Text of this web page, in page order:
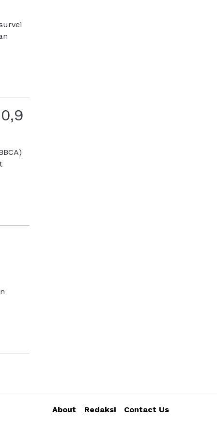
About Redaksi
Contact Us